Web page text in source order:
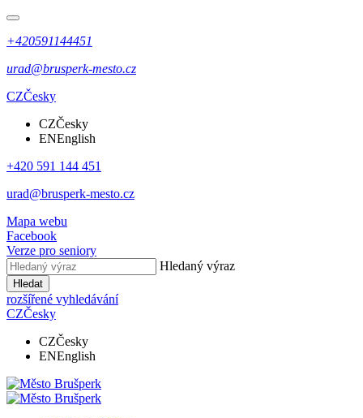
+420591144451
urad@brusperk-mesto.cz
CZČesky
CZČesky
ENEnglish
+420 591 144 451
urad@brusperk-mesto.cz
Mapa webu
Facebook
Verze pro seniory
Hledaný výraz
Hledat
rozšířené vyhledávání
CZČesky
CZČesky
ENEnglish